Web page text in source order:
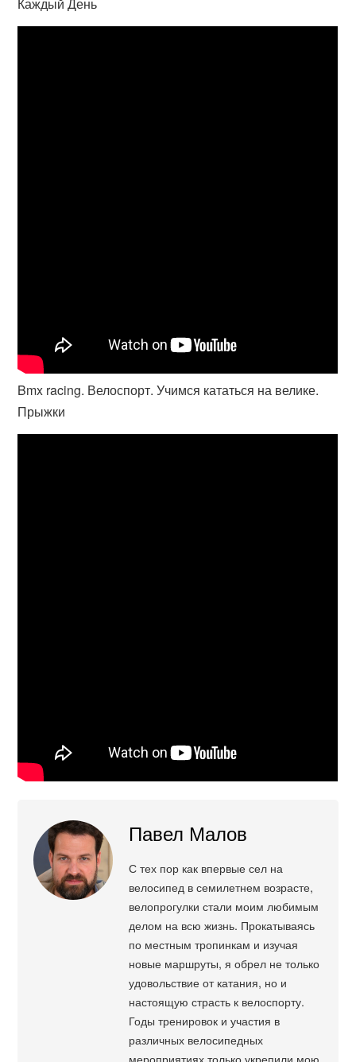
Bmx racing. Велоспорт. Учимся кататься на велике.
Прыжки
Павел Малов
С тех пор как впервые сел на
велосипед в семилетнем возрасте,
велопрогулки стали моим любимым
делом на всю жизнь. Прокатываясь
по местным тропинкам и изучая
новые маршруты, я обрел не только
удовольствие от катания, но и
настоящую страсть к велоспорту.
Годы тренировок и участия в
различных велосипедных